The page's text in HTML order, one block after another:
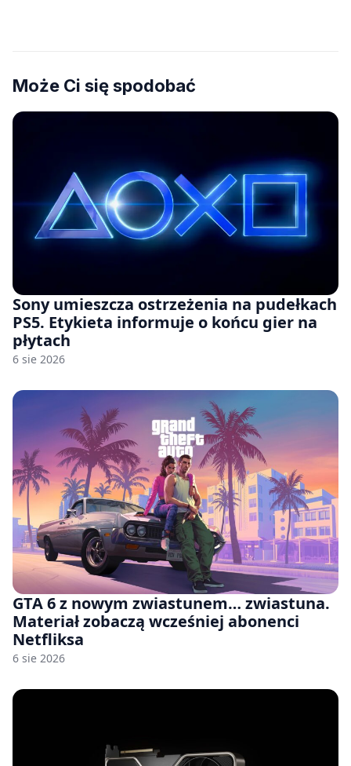
Może Ci się spodobać
Sony umieszcza ostrzeżenia na pudełkach
PS5. Etykieta informuje o końcu gier na
płytach
6 sie 2026
GTA 6 z nowym zwiastunem… zwiastuna.
Materiał zobaczą wcześniej abonenci
Netfliksa
6 sie 2026